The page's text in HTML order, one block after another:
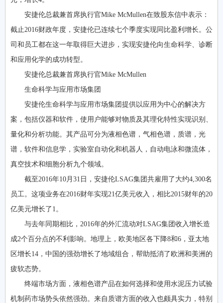
安捷伦总裁兼首席执行官Mike McMullen在致股东信中表示：
截止2016财政年度，安捷伦已连续七个季度实现同比盈利增长。公
司和员工都在这一年取得巨大进步，实现安捷伦向生命科学、诊断
和应用化学的成功转型。
安捷伦总裁兼首席执行官Mike McMullen
生命科学与应用市场集团
安捷伦生命科学与应用市场集团提供以应用为中心的解决方
案，包括仪器和软件，使用户能够对物质及其理化特性实现识别、
量化和分析功能。其产品可分为液相色谱，气相色谱，质谱，光
谱，软件和信息学，实验室自动化和机器人，自动电泳和微流体，
真空技术和细胞分析九个领域。
截至2016年10月31日，安捷伦LSAG集团共雇用了大约4,300名
员工。这项业务在2016财年实现21亿美元收入，相比2015财年的20
亿美元增长了1。
与去年同期相比，2016年的外汇流动对LSAG集团收入增长造
成2个百分点的不利影响。地理上，欧美地区各下降8和6，亚太地
区增长14，中国的强劲增长了地域组合，帮助抵消了欧洲和美洲的
疲软态势。
终端市场方面，液相色谱产品在如何选择和使用水泥压力试验
机制药市场势头依然强劲。来自质谱方面的收入也颇具实力，特别